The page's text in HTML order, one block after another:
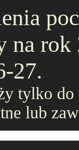
na rok
27.
tylko
lub